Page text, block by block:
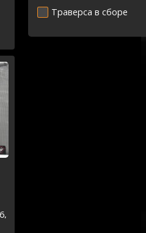
Траверса в сборе